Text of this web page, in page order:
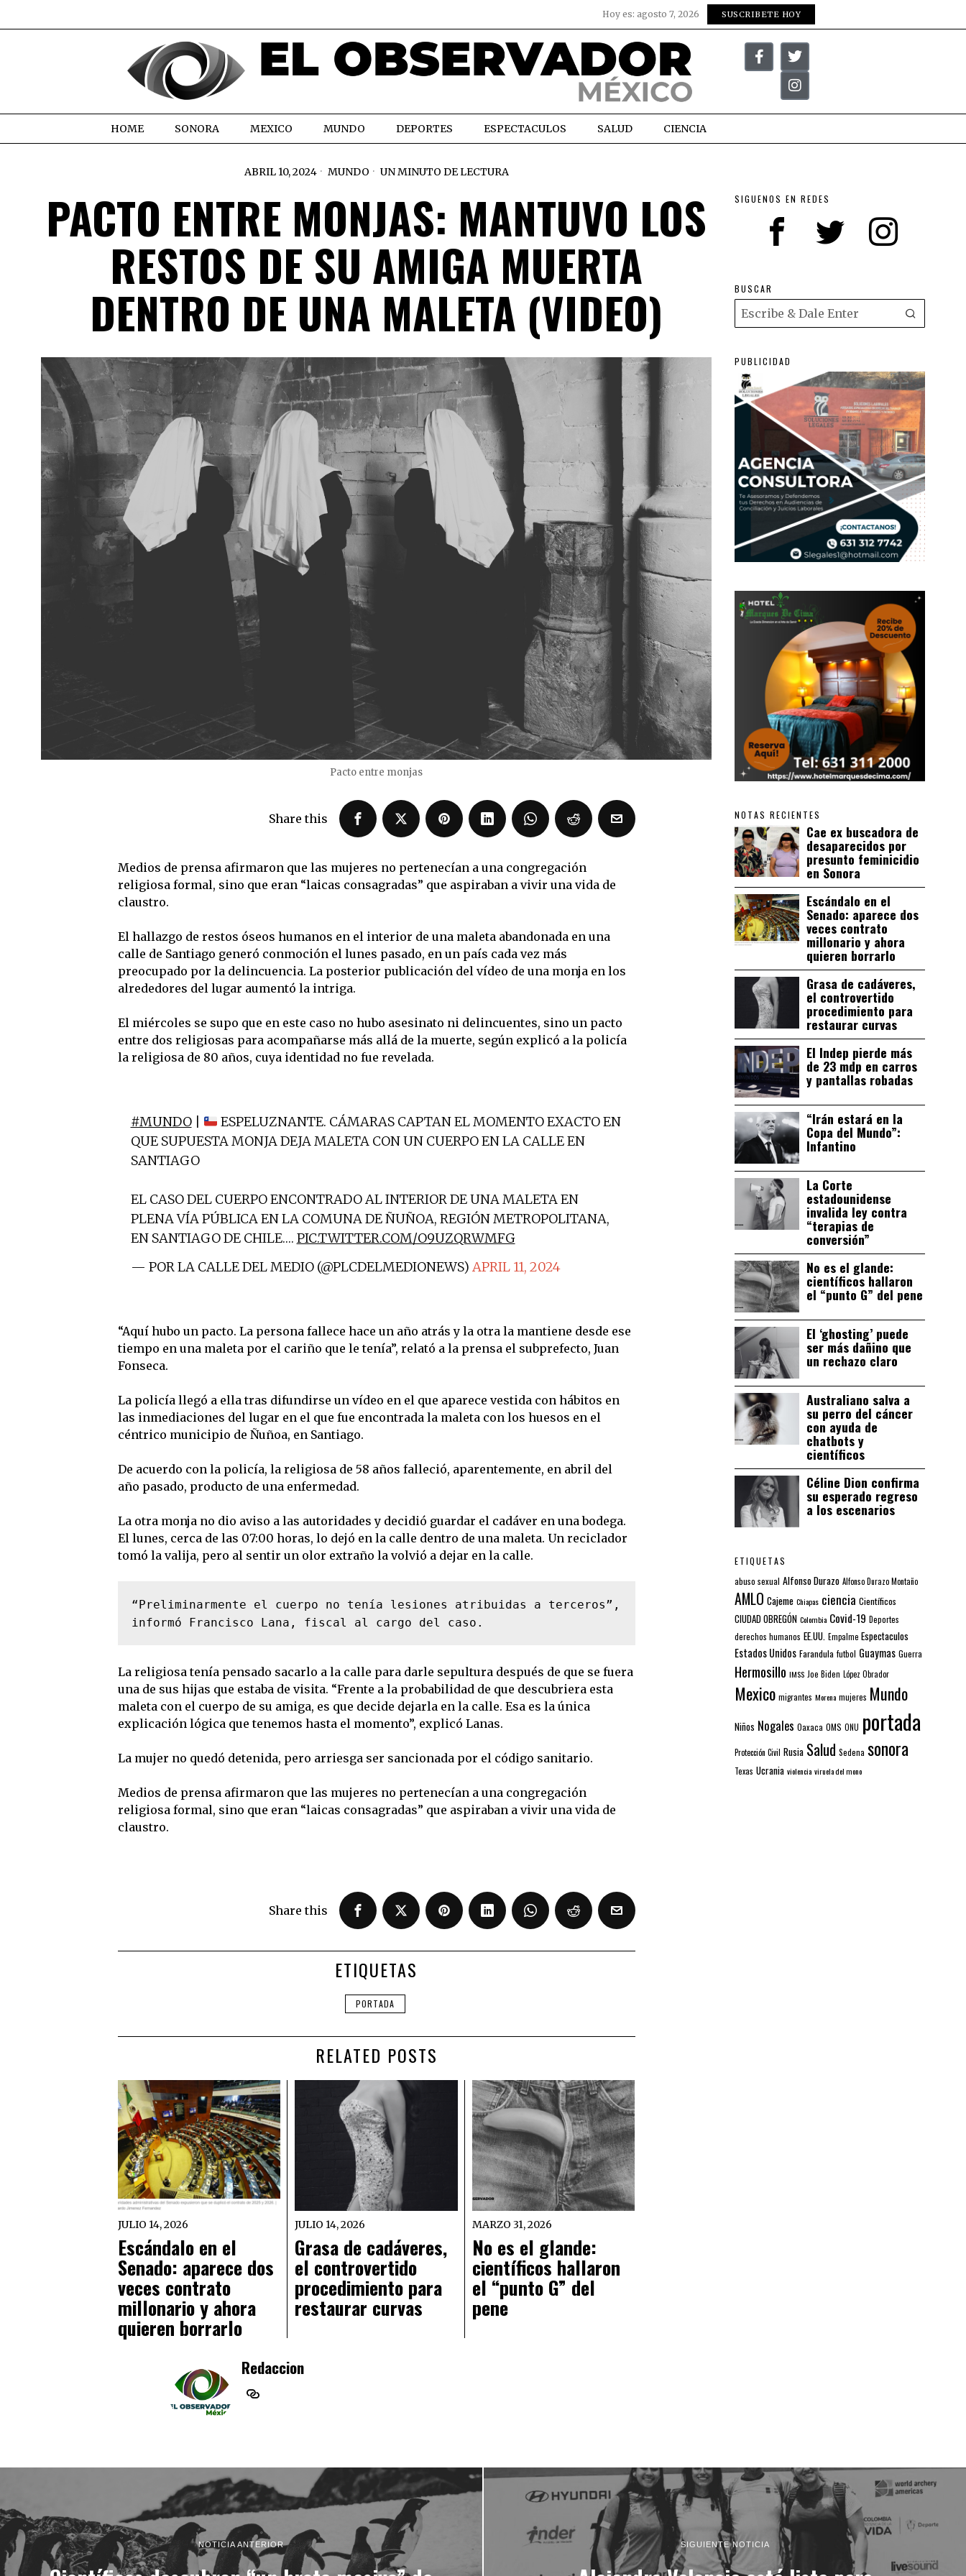
Hoy es: agosto 7, 2026 SUSCRIBETE HOY
HOME SONORA MEXICO MUNDO DEPORTES ESPECTACULOS SALUD CIENCIA
ABRIL 10, 2024 MUNDO UN MINUTO DE LECTURA
PACTO ENTRE MONJAS: MANTUVO LOS
RESTOS DE SU AMIGA MUERTA
DENTRO DE UNA MALETA (VIDEO)
Pacto entre monjas
Share this
Medios de prensa afirmaron que las mujeres no pertenecían a una congregación
religiosa formal, sino que eran “laicas consagradas” que aspiraban a vivir una vida de
claustro.
El hallazgo de restos óseos humanos en el interior de una maleta abandonada en una
calle de Santiago generó conmoción el lunes pasado, en un país cada vez más
preocupado por la delincuencia. La posterior publicación del vídeo de una monja en los
alrededores del lugar aumentó la intriga.
El miércoles se supo que en este caso no hubo asesinato ni delincuentes, sino un pacto
entre dos religiosas para acompañarse más allá de la muerte, según explicó a la policía
la religiosa de 80 años, cuya identidad no fue revelada.
#MUNDO|
ESPELUZNANTE. CÁMARAS CAPTAN EL MOMENTO EXACTO EN
QUE SUPUESTA MONJA DEJA MALETA CON UN CUERPO EN LA CALLE EN
SANTIAGO
EL CASO DEL CUERPO ENCONTRADO AL INTERIOR DE UNA MALETA EN
PLENA VÍA PÚBLICA EN LA COMUNA DE ÑUÑOA, REGIÓN METROPOLITANA,
EN SANTIAGO DE CHILE.… PIC.TWITTER.COM/O9UZQRWMFG
— POR LA CALLE DEL MEDIO (@PLCDELMEDIONEWS) APRIL 11, 2024
“Aquí hubo un pacto. La persona fallece hace un año atrás y la otra la mantiene desde ese
tiempo en una maleta por el cariño que le tenía”, relató a la prensa el subprefecto, Juan
Fonseca.
La policía llegó a ella tras difundirse un vídeo en el que aparece vestida con hábitos en
las inmediaciones del lugar en el que fue encontrada la maleta con los huesos en el
céntrico municipio de Ñuñoa, en Santiago.
De acuerdo con la policía, la religiosa de 58 años falleció, aparentemente, en abril del
año pasado, producto de una enfermedad.
La otra monja no dio aviso a las autoridades y decidió guardar el cadáver en una bodega.
El lunes, cerca de las 07:00 horas, lo dejó en la calle dentro de una maleta. Un reciclador
tomó la valija, pero al sentir un olor extraño la volvió a dejar en la calle.
“Preliminarmente el cuerpo no tenía lesiones atribuidas a terceros”,
informó Francisco Lana, fiscal al cargo del caso.
La religiosa tenía pensado sacarlo a la calle para darle sepultura después de que se fuera
una de sus hijas que estaba de visita. “Frente a la probabilidad de que descubriera esta
maleta con el cuerpo de su amiga, es que decide dejarla en la calle. Esa es la única
explicación lógica que tenemos hasta el momento”, explicó Lanas.
La mujer no quedó detenida, pero arriesga ser sancionada por el código sanitario.
Medios de prensa afirmaron que las mujeres no pertenecían a una congregación
religiosa formal, sino que eran “laicas consagradas” que aspiraban a vivir una vida de
claustro.
Share this
ETIQUETAS
PORTADA
RELATED POSTS
JULIO 14, 2026
Escándalo en el
Senado: aparece dos
veces contrato
millonario y ahora
quieren borrarlo
JULIO 14, 2026
Grasa de cadáveres,
el controvertido
procedimiento para
restaurar curvas
MARZO 31, 2026
No es el glande:
científicos hallaron
el “punto G” del
pene
Redaccion
SIGUENOS EN REDES
BUSCAR
PUBLICIDAD
NOTAS RECIENTES
Cae ex buscadora de
desaparecidos por
presunto feminicidio
en Sonora
Escándalo en el
Senado: aparece dos
veces contrato
millonario y ahora
quieren borrarlo
Grasa de cadáveres,
el controvertido
procedimiento para
restaurar curvas
El Indep pierde más
de 23 mdp en carros
y pantallas robadas
“Irán estará en la
Copa del Mundo”:
Infantino
La Corte
estadounidense
invalida ley contra
“terapias de
conversión”
No es el glande:
científicos hallaron
el “punto G” del pene
El ‘ghosting’ puede
ser más dañino que
un rechazo claro
Australiano salva a
su perro del cáncer
con ayuda de
chatbots y
científicos
Céline Dion confirma
su esperado regreso
a los escenarios
ETIQUETAS
abuso sexual Alfonso Durazo Alfonso Durazo Montaño
AMLO Cajeme Chiapas ciencia Científicos
CIUDAD OBREGÓN Colombia Covid-19 Deportes
derechos humanos EE.UU. Empalme Espectaculos
Estados Unidos Farandula futbol Guaymas Guerra
Hermosillo IMSS Joe Biden López Obrador
Mexico migrantes Morena mujeres Mundo
Niños Nogales Oaxaca OMS ONU portada
Protección Civil Rusia Salud Sedena sonora
Texas Ucrania violencia viruela del mono
NOTICIA ANTERIOR SIGUIENTE NOTICIA